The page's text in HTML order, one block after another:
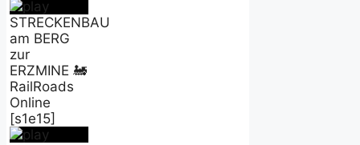
STRECKENBAU
am BERG
zur
ERZMINE 🚂
RailRoads
Online
[s1e15]